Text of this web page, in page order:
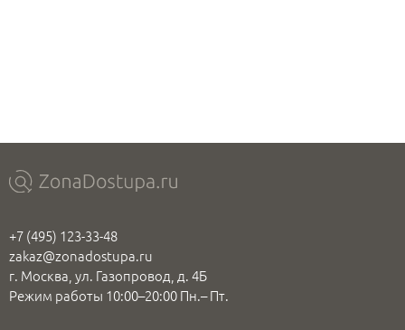
+7 (495) 123-33-48
zakaz@zonadostupa.ru
г. Москва, ул. Газопровод, д. 4Б
Режим работы 10:00–20:00 Пн.– Пт.